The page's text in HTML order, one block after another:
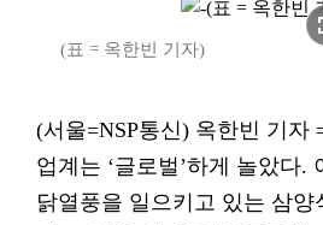
(표 = 옥한빈 기자)
(서울=NSP통신) 옥한빈 기자
업계는 ‘글로벌’하게 놀았다.
닭열풍을 일으키고 있는 삼양